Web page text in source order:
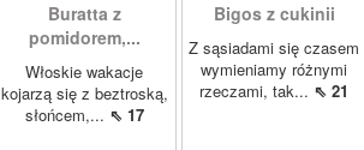
Buratta z
pomidorem,...
Włoskie wakacje
kojarzą się z beztroską,
słońcem,... ⇖ 17
Bigos z cukinii
Z sąsiadami się czasem
wymieniamy różnymi
rzeczami, tak... ⇖ 21